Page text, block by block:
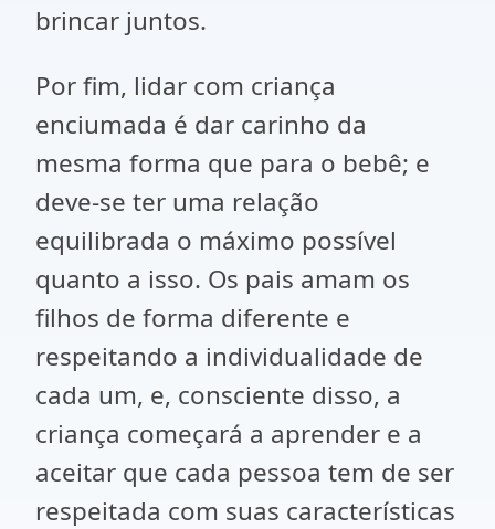
brincar juntos.
Por fim, lidar com criança
enciumada é dar carinho da
mesma forma que para o bebê; e
deve-se ter uma relação
equilibrada o máximo possível
quanto a isso. Os pais amam os
filhos de forma diferente e
respeitando a individualidade de
cada um, e, consciente disso, a
criança começará a aprender e a
aceitar que cada pessoa tem de ser
respeitada com suas características